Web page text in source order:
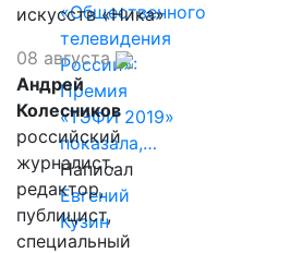
«Общественного
телевидения
России»:
Премия
«ТЭФИ 2019»
показала,…
Написал
Евгений
Кузин
искусств «Ника»
08 августа
Андрей
Колесников
российский
журналист,
редактор,
публицист,
специальный